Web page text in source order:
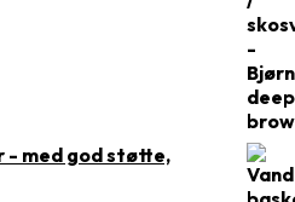
med god støtte,